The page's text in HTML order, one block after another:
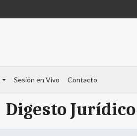
Sesión en Vivo Contacto
Digesto Jurídico